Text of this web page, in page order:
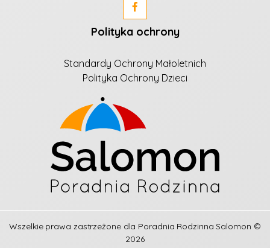
Polityka ochrony
Standardy Ochrony Małoletnich
Polityka Ochrony Dzieci
Wszelkie prawa zastrzeżone dla Poradnia Rodzinna Salomon ©
2026